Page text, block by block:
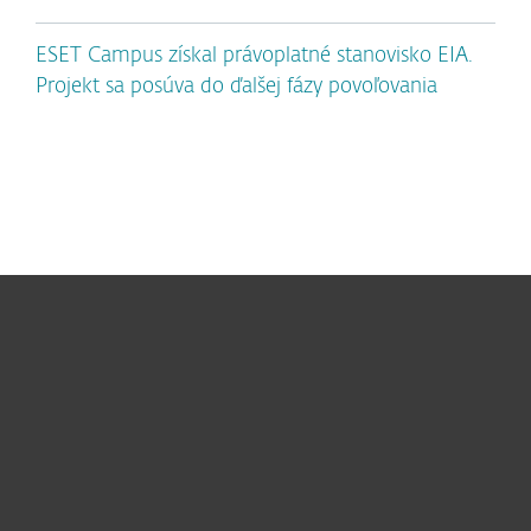
ESET Campus získal právoplatné stanovisko EIA.
Projekt sa posúva do ďalšej fázy povoľovania